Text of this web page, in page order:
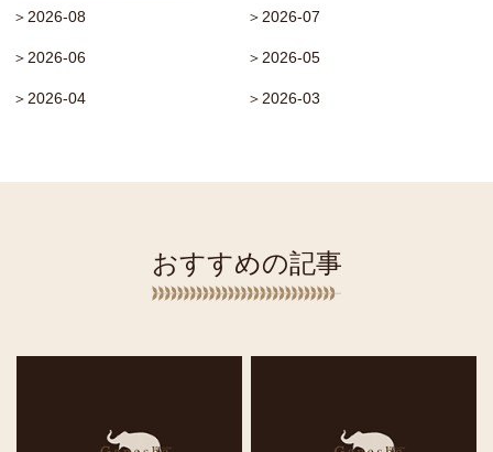
＞2026-08 ＞2026-07
＞2026-06 ＞2026-05
＞2026-04 ＞2026-03
おすすめの記事